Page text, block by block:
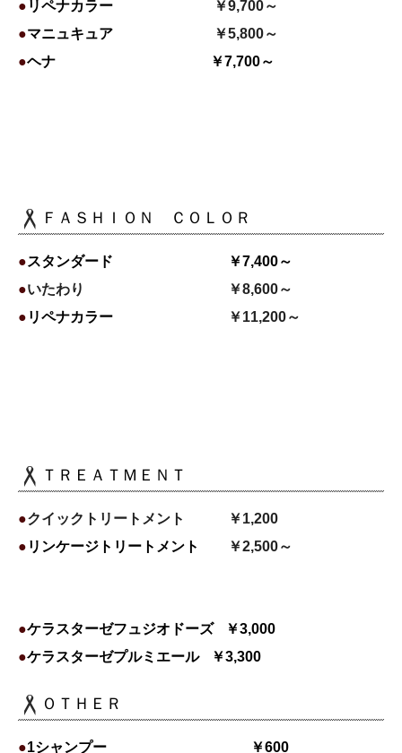
● リペナカラー ￥9,700～
●マニュキュア ￥5,800～
●ヘナ ￥7,700～
ＦＡＳＨＩＯＮ ＣＯＬＯＲ
●スタンダード ￥7,400～
●いたわり ￥8,600～
● リペナカラー ￥11,200～
ＴＲＥＡＴＭＥＮＴ
●クイックトリートメント ￥1,200
● リンケージトリートメント ￥2,500～
●ケラスターゼフュジオドーズ
￥3,000
●ケラスターゼプルミエール ￥3,300
ＯＴＨＥＲ
●1シャンプー ￥600